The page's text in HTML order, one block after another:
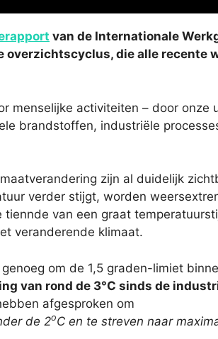
van de Internationale
overzichtscyclus, die alle recente
menselijke activiteiten – door onze
brandstoffen, industriële
zijn al duidelijk
verder stijgt, worden
van een graat
veranderende klimaat.
om de 1,5 graden-limiet
van rond de 3°C sinds de
afgesproken om
de 2oC en te streven naar